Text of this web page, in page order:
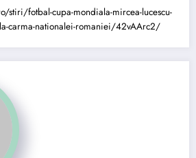
stiri/fotbal-cupa-mondiala-mircea-lucescu-
carma-nationalei-romaniei/42vAArc2/